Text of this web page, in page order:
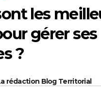
les
gérer ses
?
rédaction Blog Territorial